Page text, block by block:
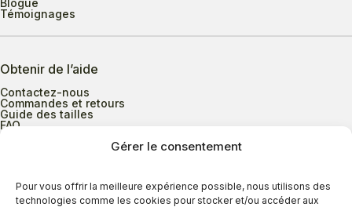
Gérer le consentement
Pour vous offrir la meilleure expérience possible, nous utilisons des
technologies comme les cookies pour stocker et/ou accéder aux
Blogue
Témoignages
Obtenir de l’aide
Contactez-nous
Commandes et retours
Guide des tailles
FAQ
Heures d’ouverture